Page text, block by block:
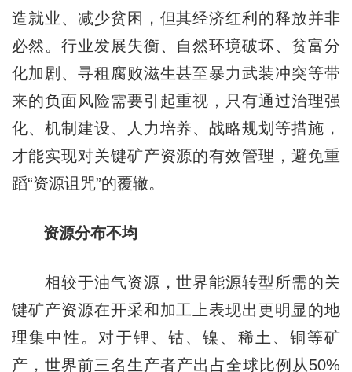
造就业、减少贫困，但其经济红利的释放并非
必然。行业发展失衡、自然环境破坏、贫富分
化加剧、寻租腐败滋生甚至暴力武装冲突等带
来的负面风险需要引起重视，只有通过治理强
化、机制建设、人力培养、战略规划等措施，
才能实现对关键矿产资源的有效管理，避免重
蹈“资源诅咒”的覆辙。
资源分布不均
相较于油气资源，世界能源转型所需的关
键矿产资源在开采和加工上表现出更明显的地
理集中性。对于锂、钴、镍、稀土、铜等矿
产，世界前三名生产者产出占全球比例从50%